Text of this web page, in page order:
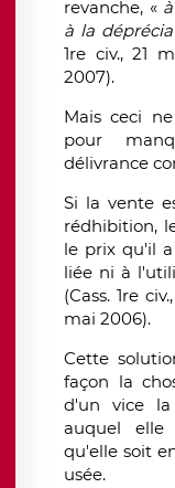
revanche, «
à la
1re civ., 21
2007).
Mais ceci
pour
délivrance
Si la vente
rédhibition,
le prix qu'il
liée ni à
(Cass. 1re
mai 2006).
Cette
façon la
d'un vice
auquel
qu'elle soit
usée.